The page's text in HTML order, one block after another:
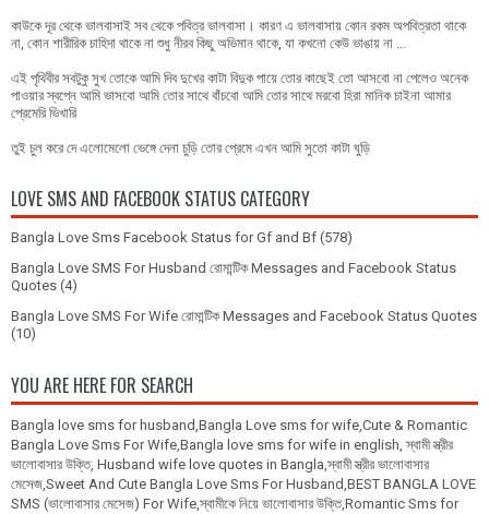
কাউকে দূর থেকে ভালবাসাই সব থেকে পবিত্র ভালবাসা। কারণ এ ভালবাসায় কোন রকম অপবিত্রতা থাকে
না, কোন শারীরিক চাহিদা থাকে না শুধু নীরব কিছু অভিমান থাকে, যা কখনো কেউ ভাঙায় না ...
এই পৃথিবীর সবটুকু সুখ তোকে আমি দিব দুখের কাটা বিদুক পায়ে তোর কাছেই তো আসবো না পেলেও অনেক
পাওয়ার স্বপ্নে আমি ভাসবো আমি তোর সাথে বাঁচবো আমি তোর সাথে মরবো হিরা মানিক চাইনা আমার
প্রেমেরি ভিখারি
তুই চুল করে দে এলোমেলো ভেঙ্গে দেনা চুড়ি তোর প্রেমে এখন আমি সুতো কাটা ঘুড়ি
LOVE SMS AND FACEBOOK STATUS CATEGORY
Bangla Love Sms Facebook Status for Gf and Bf (578)
Bangla Love SMS For Husband রোমান্টিক Messages and Facebook Status
Quotes (4)
Bangla Love SMS For Wife রোমান্টিক Messages and Facebook Status Quotes
(10)
YOU ARE HERE FOR SEARCH
Bangla love sms for husband,Bangla Love sms for wife,Cute & Romantic
Bangla Love Sms For Wife,Bangla love sms for wife in english, স্বামী স্ত্রীর
ভালোবাসার উক্তি, Husband wife love quotes in Bangla,স্বামী স্ত্রীর ভালোবাসার
মেসেজ,Sweet And Cute Bangla Love Sms For Husband,BEST BANGLA LOVE
SMS (ভালোবাসার মেসেজ) For Wife,স্বামীকে নিয়ে ভালোবাসার উক্তি,Romantic Sms for